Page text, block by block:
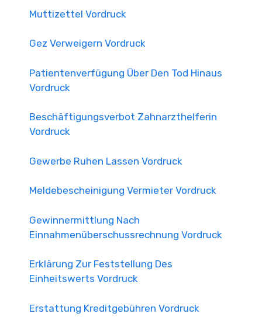
Muttizettel Vordruck
Gez Verweigern Vordruck
Patientenverfügung Über Den Tod Hinaus
Vordruck
Beschäftigungsverbot Zahnarzthelferin
Vordruck
Gewerbe Ruhen Lassen Vordruck
Meldebescheinigung Vermieter Vordruck
Gewinnermittlung Nach
Einnahmenüberschussrechnung Vordruck
Erklärung Zur Feststellung Des
Einheitswerts Vordruck
Erstattung Kreditgebühren Vordruck